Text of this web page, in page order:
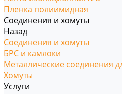
Пленка полиимидная
Соединения и хомуты
Назад
Соединения и хомуты
БРС и камлоки
Металлические соединения
Хомуты
Услуги